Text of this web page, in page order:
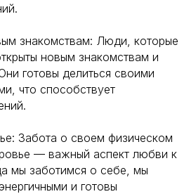
знакомствам: Люди, которые
новым знакомствам и
готовы делиться своими
что способствует
Забота о своем физическом
— важный аспект любви к
мы заботимся о себе, мы
и готовы